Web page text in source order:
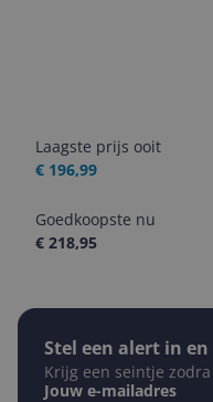
Laagste prijs ooit
€ 196,99
Goedkoopste nu
€ 218,95
Stel een alert in
Krijg een seintje
Jouw e-mailadres